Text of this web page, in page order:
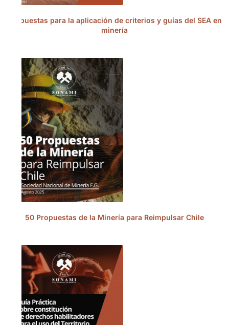
Propuestas para la aplicación de criterios y guías del SEA en
minería
50 Propuestas de la Minería para Reimpulsar Chile